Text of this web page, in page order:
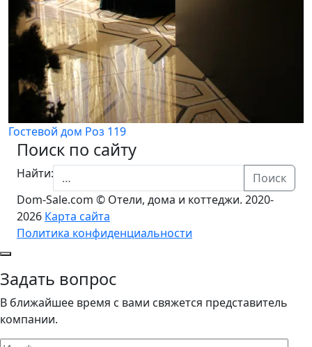
Гостевой дом Роз 119
Поиск по сайту
Найти:
Поиск
Dom-Sale.com © Отели, дома и коттеджи. 2020-
2026 Карта сайта
Политика конфиденциальности
Задать вопрос
В ближайшее время с вами свяжется представитель
компании.